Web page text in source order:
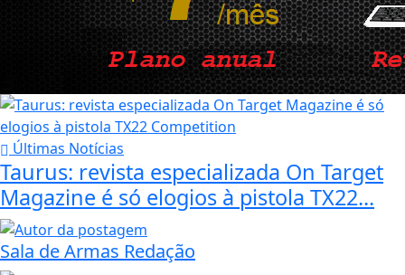
Últimas Notícias
Taurus: revista especializada On Target
Magazine é só elogios à pistola TX22...
Sala de Armas Redação